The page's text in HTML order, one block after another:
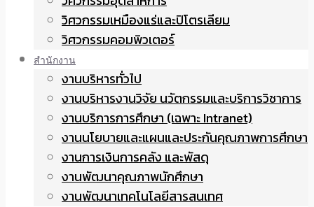
วิศวกรรมเหมืองแร่และปิโตรเลียม
วิศวกรรมคอมพิวเตอร์
สำนักงาน
งานบริหารทั่วไป
งานบริหารงานวิจัย นวัตกรรมและบริการวิชาการ
งานบริการการศึกษา (เฉพาะ Intranet)
งานนโยบายและแผนและประกันคุณภาพการศึกษา
งานการเงินการคลัง และพัสดุ
งานพัฒนาคุณภาพนักศึกษา
งานพัฒนาเทคโนโลยีสารสนเทศ